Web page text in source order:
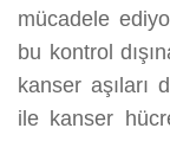
mücadele
bu kontrol
kanser aşıları
ile kanser